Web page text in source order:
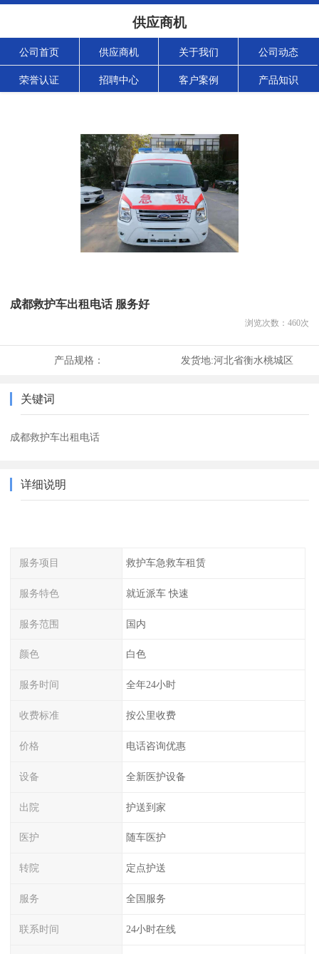
供应商机
公司首页 供应商机 关于我们 公司动态
荣誉认证 招聘中心 客户案例 产品知识
成都救护车出租电话 服务好
浏览次数： 460次
产品规格： 发货地:河北省衡水桃城区
关键词
成都救护车出租电话
详细说明
服务项目 救护车急救车租赁
服务特色 就近派车 快速
服务范围 国内
颜色 白色
服务时间 全年24小时
收费标准 按公里收费
价格 电话咨询优惠
设备 全新医护设备
出院 护送到家
医护 随车医护
转院 定点护送
服务 全国服务
联系时间 24小时在线